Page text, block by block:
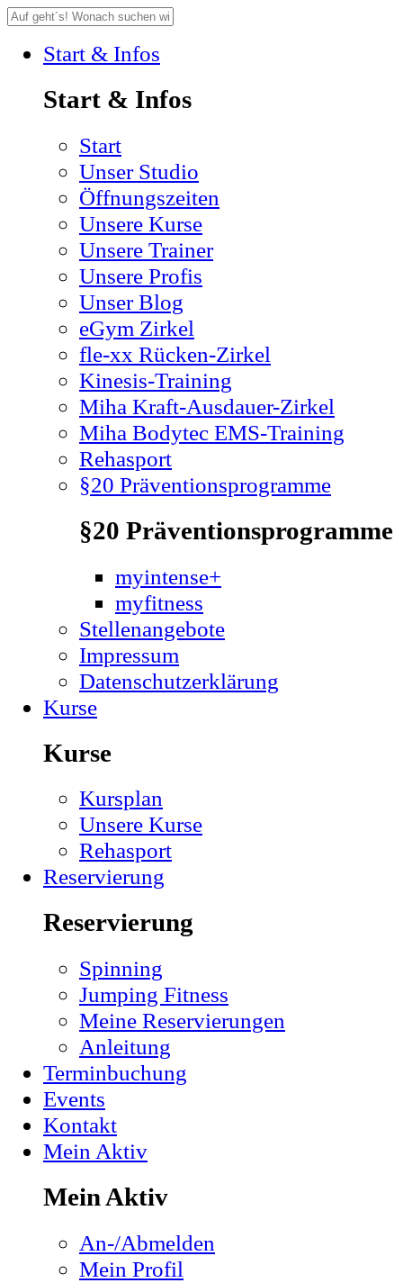
Start & Infos
Start & Infos
Start
Unser Studio
Öffnungszeiten
Unsere Kurse
Unsere Trainer
Unsere Profis
Unser Blog
eGym Zirkel
fle-xx Rücken-Zirkel
Kinesis-Training
Miha Kraft-Ausdauer-Zirkel
Miha Bodytec EMS-Training
Rehasport
§20 Präventionsprogramme
§20 Präventionsprogramme
myintense+
myfitness
Stellenangebote
Impressum
Datenschutzerklärung
Kurse
Kurse
Kursplan
Unsere Kurse
Rehasport
Reservierung
Reservierung
Spinning
Jumping Fitness
Meine Reservierungen
Anleitung
Terminbuchung
Events
Kontakt
Mein Aktiv
Mein Aktiv
An-/Abmelden
Mein Profil